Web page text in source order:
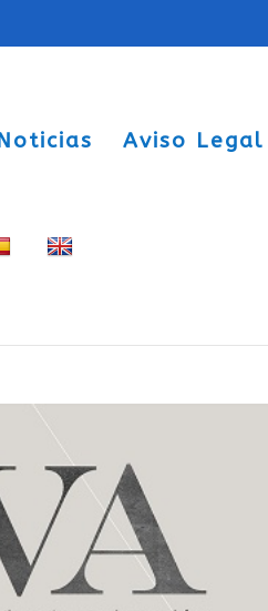
Aviso Legal
de Gráfica Visual y